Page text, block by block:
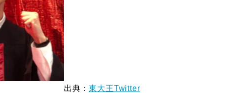
出典：東大王Twitter